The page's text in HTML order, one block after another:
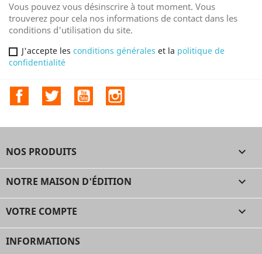
Vous pouvez vous désinscrire à tout moment. Vous
trouverez pour cela nos informations de contact dans les
conditions d'utilisation du site.
J'accepte les conditions générales et la politique de
confidentialité
FacebookTwitter YouTube
NOS PRODUITS 
NOTRE MAISON D'ÉDITION 
VOTRE COMPTE 
INFORMATIONS